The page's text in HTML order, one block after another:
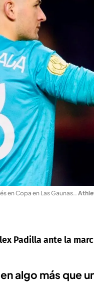
en Copa en Las Gaunas..
Padilla ante la
algo más que